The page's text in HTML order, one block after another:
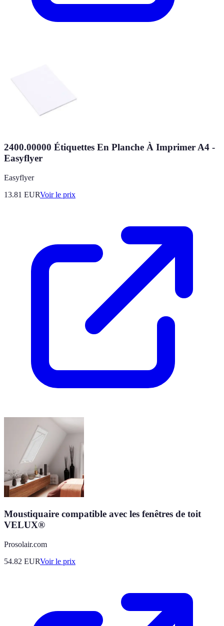
2400.00000 Étiquettes En Planche À Imprimer A4 -
Easyflyer
Easyflyer
13.81 EURVoir le prix
Moustiquaire compatible avec les fenêtres de toit
VELUX®
Prosolair.com
54.82 EURVoir le prix